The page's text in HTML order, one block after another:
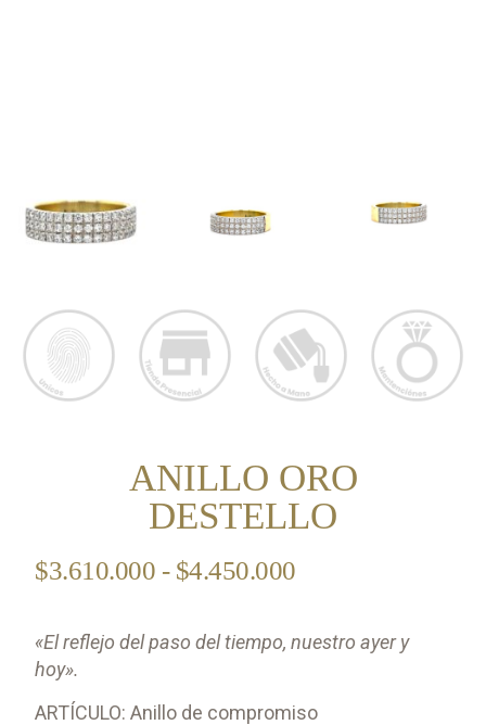
ANILLO ORO
DESTELLO
$3.610.000 - $4.450.000
«El reflejo del paso del tiempo, nuestro ayer y
hoy».
ARTÍCULO: Anillo de compromiso